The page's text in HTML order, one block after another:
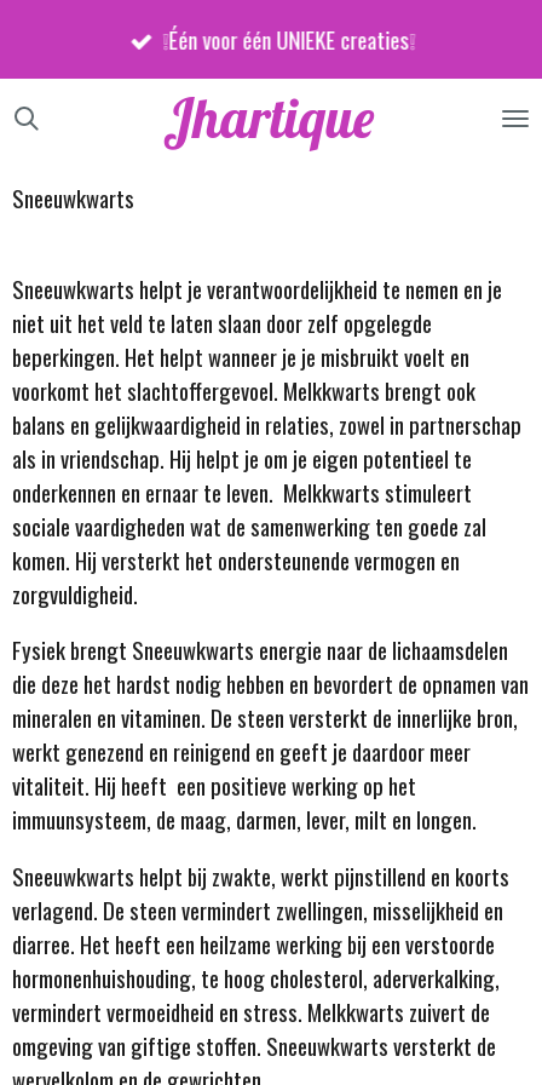
de
Jhartique
❕Één voor één UNIEKE creaties❕
Sneeuwkwarts
Sneeuwkwarts helpt je verantwoordelijkheid te nemen en je
niet uit het veld te laten slaan door zelf opgelegde
beperkingen. Het helpt wanneer je je misbruikt voelt en
voorkomt het slachtoffergevoel. Melkkwarts brengt ook
balans en gelijkwaardigheid in relaties, zowel in partnerschap
als in vriendschap. Hij helpt je om je eigen potentieel te
onderkennen en ernaar te leven. Melkkwarts stimuleert
sociale vaardigheden wat de samenwerking ten goede zal
komen. Hij versterkt het ondersteunende vermogen en
zorgvuldigheid.
Fysiek brengt Sneeuwkwarts energie naar de lichaamsdelen
die deze het hardst nodig hebben en bevordert de opnamen van
mineralen en vitaminen. De steen versterkt de innerlijke bron,
werkt genezend en reinigend en geeft je daardoor meer
vitaliteit. Hij heeft een positieve werking op het
immuunsysteem, de maag, darmen, lever, milt en longen.
Sneeuwkwarts helpt bij zwakte, werkt pijnstillend en koorts
verlagend. De steen vermindert zwellingen, misselijkheid en
diarree. Het heeft een heilzame werking bij een verstoorde
hormonenhuishouding, te hoog cholesterol, aderverkalking,
vermindert vermoeidheid en stress. Melkkwarts zuivert de
omgeving van giftige stoffen. Sneeuwkwarts versterkt de